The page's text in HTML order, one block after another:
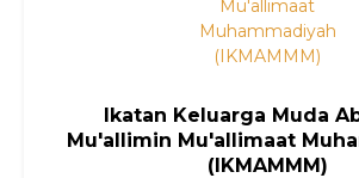
Ikatan Keluarga Muda
Mu'allimin Mu'allimaat
(IKMAMMM)